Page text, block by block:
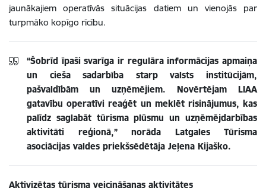
jaunākajiem operatīvās situācijas datiem un vienojās par
turpmāko kopīgo rīcību.
“Šobrīd īpaši svarīga ir regulāra informācijas apmaiņa
un cieša sadarbība starp valsts institūcijām,
pašvaldībām un uzņēmējiem. Novērtējam LIAA
gatavību operatīvi reaģēt un meklēt risinājumus, kas
palīdz saglabāt tūrisma plūsmu un uzņēmējdarbības
aktivitāti reģionā,” norāda Latgales Tūrisma
asociācijas valdes priekšsēdētāja Jeļena Kijaško.
Aktivizētas tūrisma veicināšanas aktivitātes